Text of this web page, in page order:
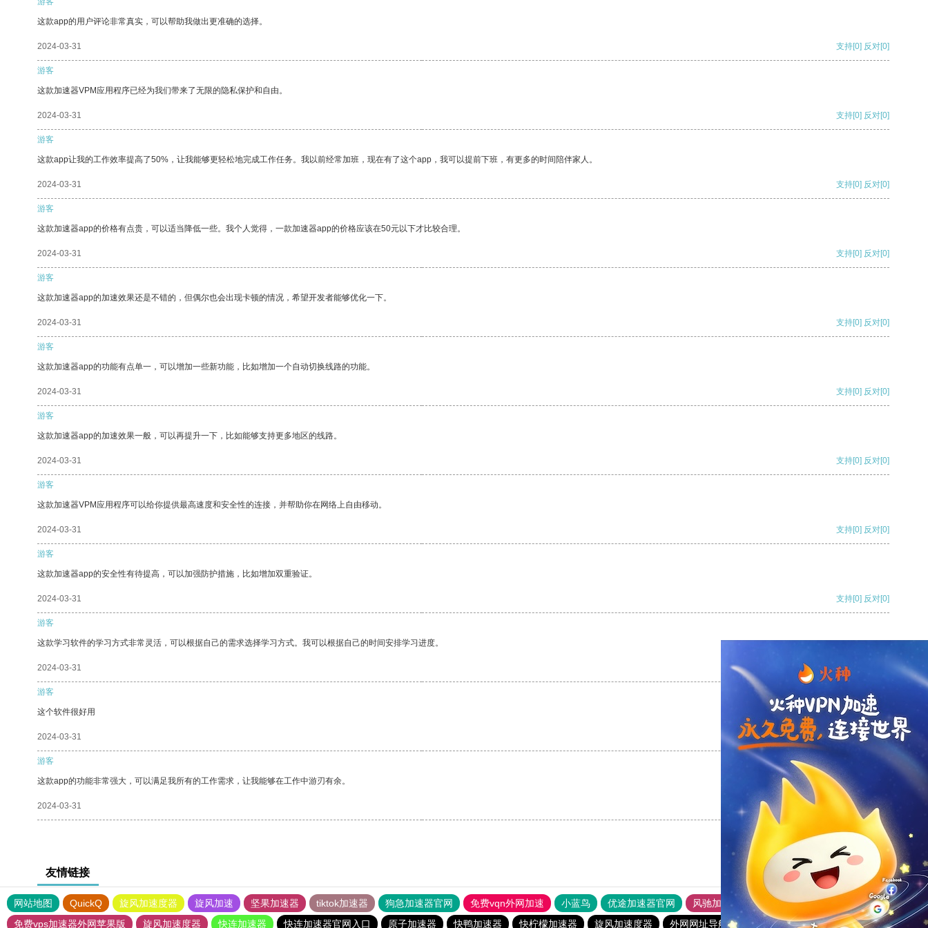
这款app的用户评论非常真实，可以帮助我做出更准确的选择。
2024-03-31 支持[0] 反对[0]
游客
这款加速器VPM应用程序已经为我们带来了无限的隐私保护和自由。
2024-03-31 支持[0] 反对[0]
游客
这款app让我的工作效率提高了50%，让我能够更轻松地完成工作任务。我以前经常加班，现在有了这个app，我可以提前下班，有更多的时间陪伴家人。
2024-03-31 支持[0] 反对[0]
游客
这款加速器app的价格有点贵，可以适当降低一些。我个人觉得，一款加速器app的价格应该在50元以下才比较合理。
2024-03-31 支持[0] 反对[0]
游客
这款加速器app的加速效果还是不错的，但偶尔也会出现卡顿的情况，希望开发者能够优化一下。
2024-03-31 支持[0] 反对[0]
游客
这款加速器app的功能有点单一，可以增加一些新功能，比如增加一个自动切换线路的功能。
2024-03-31 支持[0] 反对[0]
游客
这款加速器app的加速效果一般，可以再提升一下，比如能够支持更多地区的线路。
2024-03-31 支持[0] 反对[0]
游客
这款加速器VPM应用程序可以给你提供最高速度和安全性的连接，并帮助你在网络上自由移动。
2024-03-31 支持[0] 反对[0]
游客
这款加速器app的安全性有待提高，可以加强防护措施，比如增加双重验证。
2024-03-31 支持[0] 反对[0]
游客
这款学习软件的学习方式非常灵活，可以根据自己的需求选择学习方式。我可以根据自己的时间安排学习进度。
2024-03-31 支持
游客
这个软件很好用
2024-03-31 支持[0] 反对[0]
游客
这款app的功能非常强大，可以满足我所有的工作需求，让我能够在工作中游刃有余。
2024-03-31 支持[0] 反对[0]
友情链接
网站地图 QuickQ 旋风加速度器 旋风加速 坚果加速器 tiktok加速器 狗急加速器官网 免费vqn外网加速 小蓝鸟 优途加速器官网 风驰加速器
旋风加速器
免费vps加速器外网苹果版
旋风加速度器 快连加速器 快连加速器官网入口 原子加速器 快鸭加速器 快柠檬加速器 旋风加速度器 外网网址导航 软件中心 起飞加速器